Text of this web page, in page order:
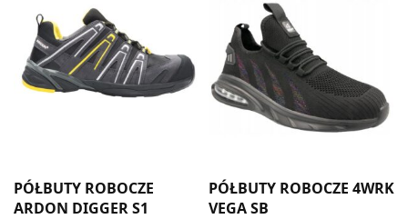
PÓŁBUTY ROBOCZE
ARDON DIGGER S1
PÓŁBUTY ROBOCZE 4WRK
VEGA SB